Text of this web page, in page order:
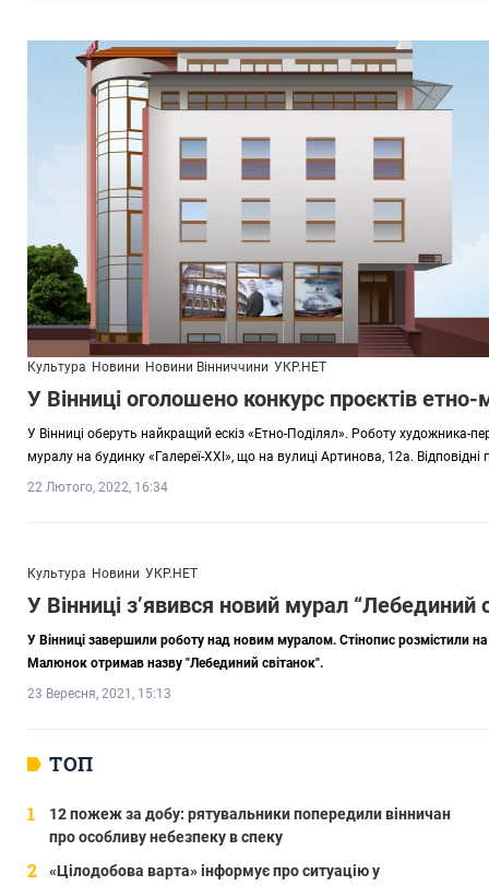
Культура Новини Новини Вінниччини УКР.НЕТ
У Вінниці оголошено конкурс проєктів етно-
У Вінниці оберуть найкращий ескіз «Етно-Поділял». Роботу художника-
муралу на будинку «Галереї-ХХІ», що на вулиці Артинова, 12а.
22 Лютого, 2022, 16:34
Культура Новини УКР.НЕТ
У Вінниці з’явився новий мурал “Лебединий
У Вінниці завершили роботу над новим муралом. Стінопис розмістили
Малюнок отримав назву "Лебединий світанок".
23 Вересня, 2021, 15:13
ТОП
12 пожеж за добу: рятувальники попередили вінничан
про особливу небезпеку в спеку
«Цілодобова варта» інформує про ситуацію у